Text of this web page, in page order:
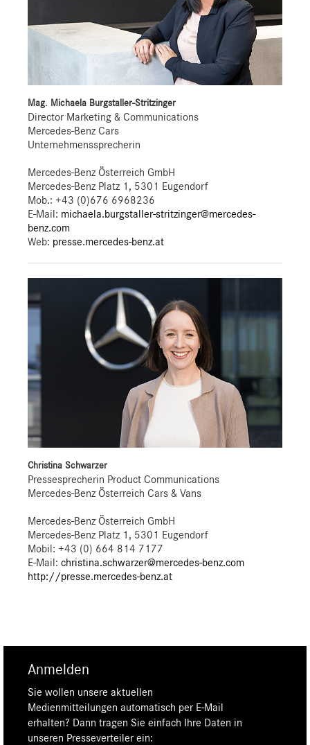
Mag. Michaela Burgstaller-Stritzinger
Director Marketing & Communications
Mercedes-Benz Cars
Unternehmenssprecherin
Mercedes-Benz Österreich GmbH
Mercedes-Benz Platz 1, 5301 Eugendorf
Mob.: +43 (0)676 6968236
E-Mail: michaela.burgstaller-stritzinger@mercedes-
benz.com
Web: presse.mercedes-benz.at
Christina Schwarzer
Pressesprecherin Product Communications
Mercedes-Benz Österreich Cars & Vans
Mercedes-Benz Österreich GmbH
Mercedes-Benz Platz 1, 5301 Eugendorf
Mobil: +43 (0) 664 814 7177
E-Mail: christina.schwarzer@mercedes-benz.com
http://presse.mercedes-benz.at
Anmelden
Sie wollen unsere aktuellen
Medienmitteilungen automatisch per E-Mail
erhalten? Dann tragen Sie einfach Ihre Daten in
unseren Presseverteiler ein: